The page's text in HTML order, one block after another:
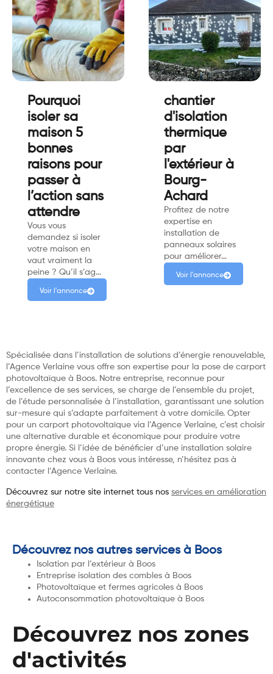
Pourquoi
isoler sa
maison 5
bonnes
raisons pour
passer à
l’action sans
attendre
Vous vous
demandez si isoler
votre maison en
vaut vraiment la
peine ? Qu’il s’ag…
Voir l'annonce
chantier
d'isolation
thermique
par
l'extérieur à
Bourg-
Achard
Profitez de notre
expertise en
installation de
panneaux solaires
pour améliorer…
Voir l'annonce
Spécialisée dans l’installation de solutions d’énergie renouvelable,
l’Agence Verlaine vous offre son expertise pour la pose de carport
photovoltaïque à Boos. Notre entreprise, reconnue pour
l’excellence de ses services, se charge de l’ensemble du projet,
de l’étude personnalisée à l’installation, garantissant une solution
sur-mesure qui s’adapte parfaitement à votre domicile. Opter
pour un carport photovoltaïque via l’Agence Verlaine, c’est choisir
une alternative durable et économique pour produire votre
propre énergie. Si l’idée de bénéficier d’une installation solaire
innovante chez vous à Boos vous intéresse, n’hésitez pas à
contacter l’Agence Verlaine.
Découvrez sur notre site internet tous nos services en amélioration
énergétique
Découvrez nos autres services à Boos
Isolation par l’extérieur à Boos
Entreprise isolation des combles à Boos
Photovoltaïque et fermes agricoles à Boos
Autoconsommation photovoltaïque à Boos
Découvrez nos zones
d'activités